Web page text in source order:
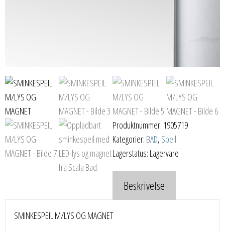
Produktnummer: 1905719
Kategorier: BAD, Speil
Lagerstatus: Lagervare
Beskrivelse
SMINKESPEIL M/LYS OG MAGNET